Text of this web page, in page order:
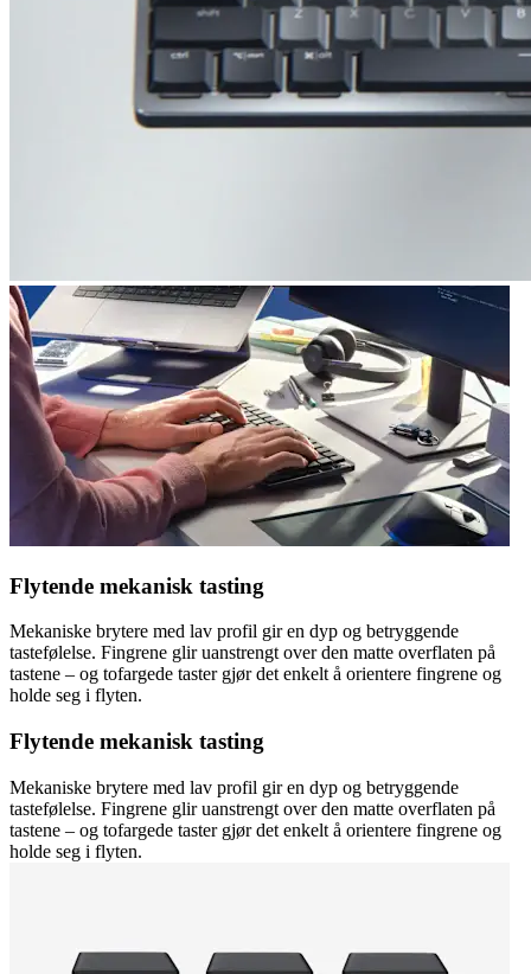
Flytende mekanisk tasting
Mekaniske brytere med lav profil gir en dyp og betryggende
tastefølelse. Fingrene glir uanstrengt over den matte overflaten på
tastene – og tofargede taster gjør det enkelt å orientere fingrene og
holde seg i flyten.
Flytende mekanisk tasting
Mekaniske brytere med lav profil gir en dyp og betryggende
tastefølelse. Fingrene glir uanstrengt over den matte overflaten på
tastene – og tofargede taster gjør det enkelt å orientere fingrene og
holde seg i flyten.